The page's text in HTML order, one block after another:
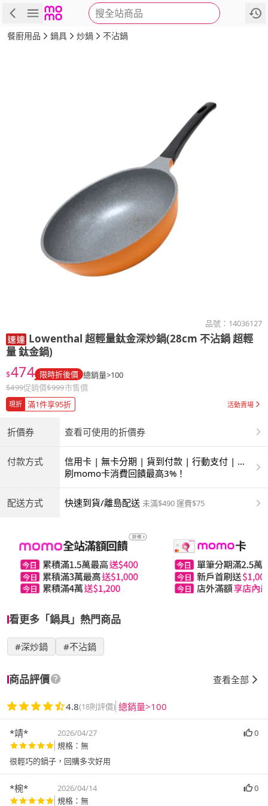
搜全站商品
商品 評價 詳情
餐廚用品 鍋具 炒鍋 不沾鍋
品號： 14036127
Lowenthal 超輕量鈦金深炒鍋(28cm 不沾鍋 超輕
量 鈦金鍋)
$474 限時折後價 總銷量>100
$499促銷價$999市售價
現折 滿1件享95折 活動賣場
折價券 查看可使用的折價券
付款方式
信用卡 | 無卡分期 | 貨到付款 | 行動支付 | 超
商付款 | ATM | 銀聯卡
刷momo卡消費回饋最高3%！
配送方式 快速到貨/離島配送 未滿$490 運費$75
看更多「鍋具」熱門商品
#深炒鍋 #不沾鍋
商品評價 查看全部
4.8(18則評價) 總銷量>100
*靖* 2026/04/27
0
規格：無
很輕巧的鍋子，回購多次好用
*椀* 2026/04/14
0
規格：無